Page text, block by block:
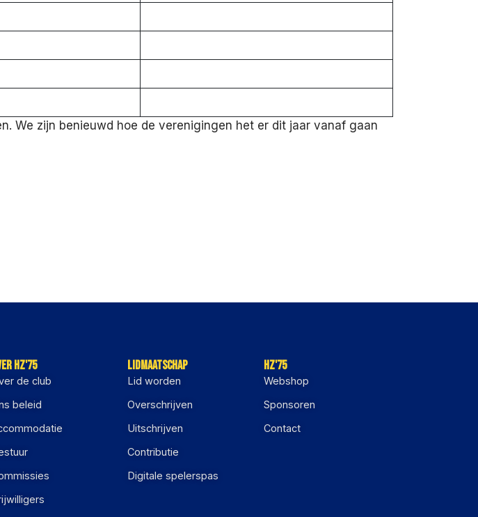
We zijn benieuwd hoe de verenigingen het er dit jaar vanaf gaan
HZ'75
de club
beleid
Lidmaatschap
Lid worden
Overschrijven
Uitschrijven
Contributie
Digitale spelerspas
HZ'75
Webshop
Sponsoren
Contact